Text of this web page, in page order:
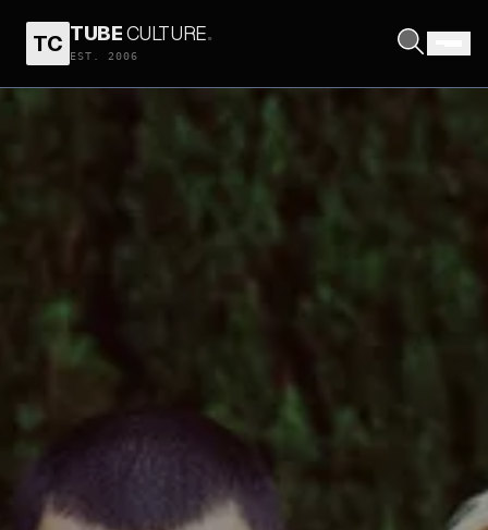
TC TUBECULTURE.
EST. 2006